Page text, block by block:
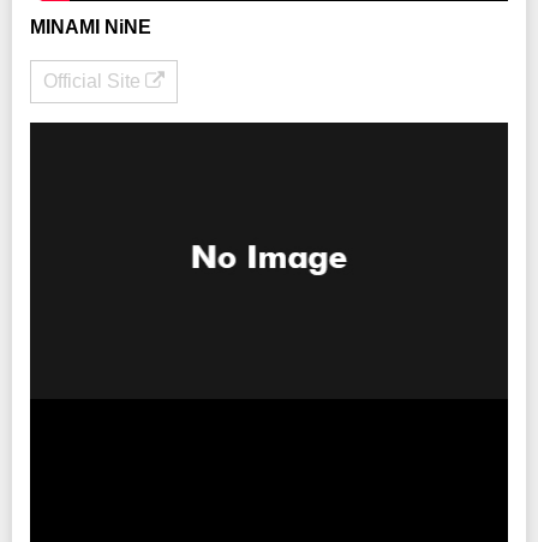
MINAMI NiNE
Official Site